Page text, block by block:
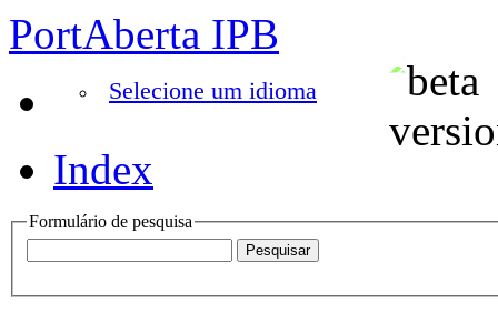
PortAberta IPB
Selecione um idioma
Index
Formulário de pesquisa